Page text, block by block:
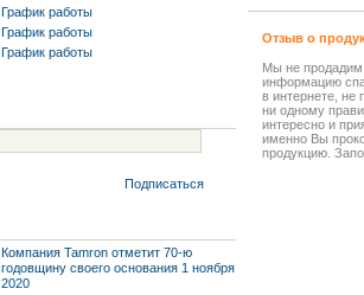
График работы
График работы
График работы
Подписаться
Компания Tamron отметит 70-ю
годовщину своего основания 1 ноября
2020
Отзыв о
Мы не
информацию
в интернете, не
ни одному
интересно и
именно Вы
продукцию.